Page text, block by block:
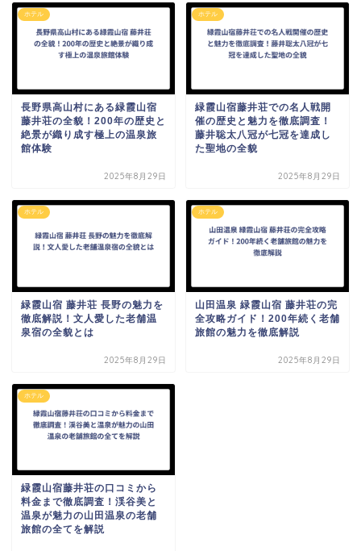
ホテル
長野県高山村にある緑霞山宿
藤井荘の全貌！200年の歴史と
絶景が織り成す極上の温泉旅
館体験
2025年8月29日
ホテル
緑霞山宿藤井荘での名人戦開
催の歴史と魅力を徹底調査！
藤井聡太八冠が七冠を達成し
た聖地の全貌
2025年8月29日
ホテル
緑霞山宿 藤井荘 長野の魅力を
徹底解説！文人愛した老舗温
泉宿の全貌とは
2025年8月29日
ホテル
山田温泉 緑霞山宿 藤井荘の完
全攻略ガイド！200年続く老舗
旅館の魅力を徹底解説
2025年8月29日
ホテル
緑霞山宿藤井荘の口コミから
料金まで徹底調査！渓谷美と
温泉が魅力の山田温泉の老舗
旅館の全てを解説